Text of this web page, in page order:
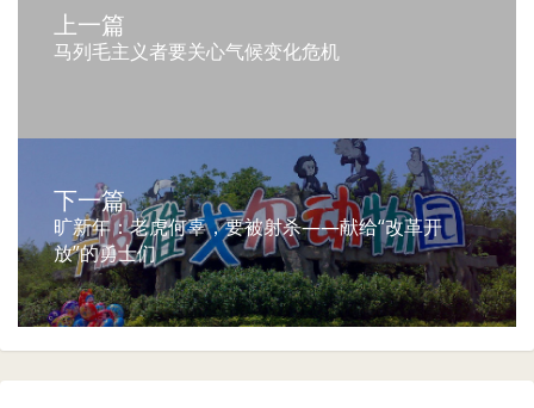
上一篇
马列毛主义者要关心气候变化危机
下一篇
旷新年：老虎何辜，要被射杀——献给“改革开
放”的勇士们